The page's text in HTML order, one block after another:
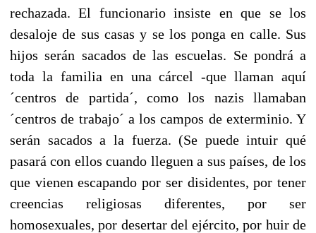
rechazada. El funcionario insiste en que se los
desaloje de sus casas y se los ponga en calle. Sus
hijos serán sacados de las escuelas. Se pondrá a
toda la familia en una cárcel -que llaman aquí
´centros de partida´, como los nazis llamaban
´centros de trabajo´ a los campos de exterminio. Y
serán sacados a la fuerza. (Se puede intuir qué
pasará con ellos cuando lleguen a sus países, de los
que vienen escapando por ser disidentes, por tener
creencias religiosas diferentes, por ser
homosexuales, por desertar del ejército, por huir de